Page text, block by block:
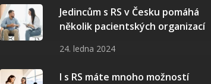
Jedincům s RS v Česku pomáhá
několik pacientských organizací
24. ledna 2024
I s RS máte mnoho možností